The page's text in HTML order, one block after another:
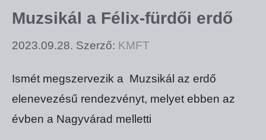
Muzsikál a Félix-fürdői erdő
2023.09.28. Szerző: KMFT
Ismét megszervezik a Muzsikál az erdő
elenevezésű rendezvényt, melyet ebben az
évben a Nagyvárad melletti